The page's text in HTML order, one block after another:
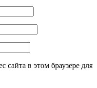
сайта в этом браузере для